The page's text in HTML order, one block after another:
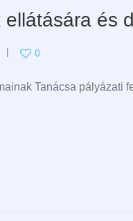
és
0
Tanácsa